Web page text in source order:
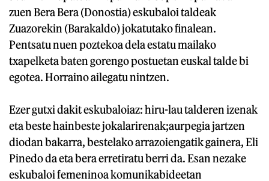
zuen Bera Bera (Donostia) eskubaloi taldeak
Zuazorekin (Barakaldo) jokatutako finalean.
Pentsatu nuen poztekoa dela estatu mailako
txapelketa baten gorengo postuetan euskal talde bi
egotea. Horraino ailegatu nintzen.
Ezer gutxi dakit eskubaloiaz: hiru-lau talderen izenak
eta beste hainbeste jokalarirenak;aurpegia jartzen
diodan bakarra, bestelako arrazoiengatik gainera, Eli
Pinedo da eta bera erretiratu berri da. Esan nezake
eskubaloi femeninoa komunikabideetan